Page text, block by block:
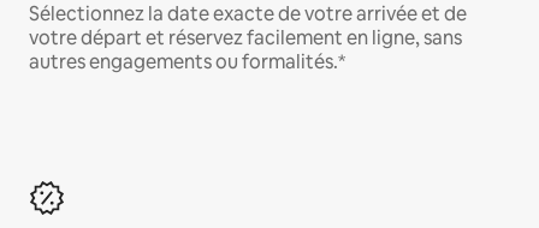
Sélectionnez la date exacte de votre arrivée et de
votre départ et réservez facilement en ligne, sans
autres engagements ou formalités.*